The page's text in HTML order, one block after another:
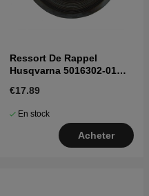
Ressort De Rappel
Husqvarna 5016302-01
€17.89
En stock
Acheter